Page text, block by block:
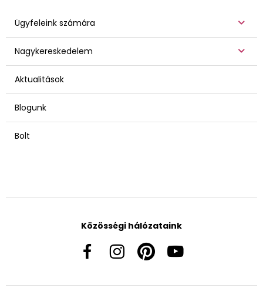
Ügyfeleink számára
Nagykereskedelem
Aktualitások
Blogunk
Bolt
Közösségi hálózataink